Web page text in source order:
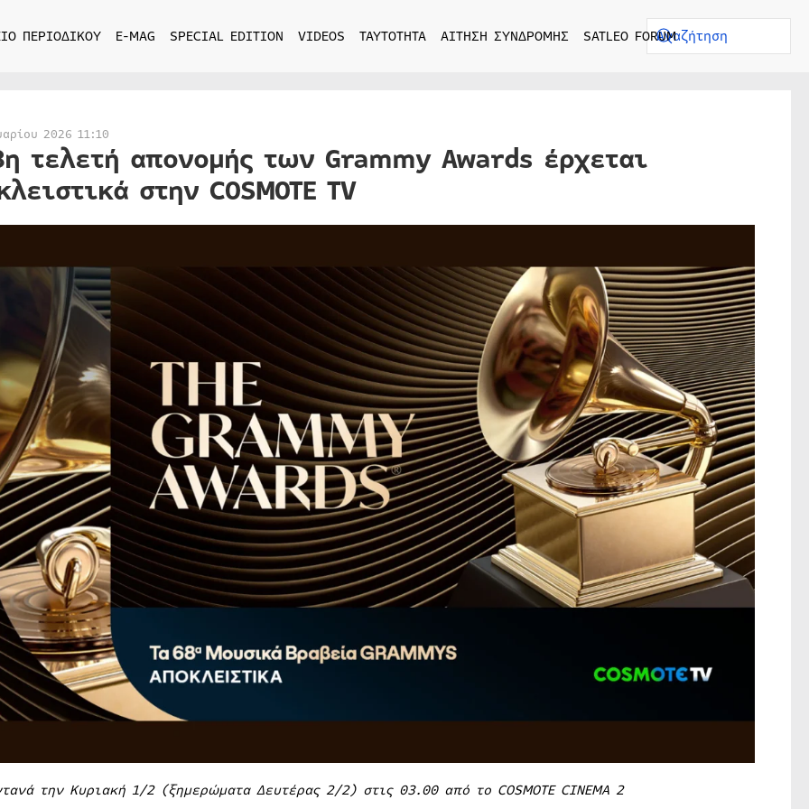
ΠΕΡΙΟΔΙΚΟΥ E-MAG SPECIAL EDITION VIDEOS ΤΑΥΤΟΤΗΤΑ ΑΙΤΗΣΗ ΣΥΝΔΡΟΜΗΣ SATLEO FORUM
2026 11:10
τελετή απονομής των Grammy Awards έρχεται
στην COSMOTE TV
την Κυριακή 1/2 (ξημερώματα Δευτέρας 2/2) στις 03.00 από το COSMOTE CINEMA 2